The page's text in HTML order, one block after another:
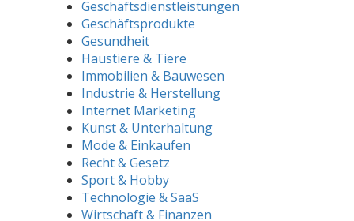
Geschäftsdienstleistungen
Geschäftsprodukte
Gesundheit
Haustiere & Tiere
Immobilien & Bauwesen
Industrie & Herstellung
Internet Marketing
Kunst & Unterhaltung
Mode & Einkaufen
Recht & Gesetz
Sport & Hobby
Technologie & SaaS
Wirtschaft & Finanzen